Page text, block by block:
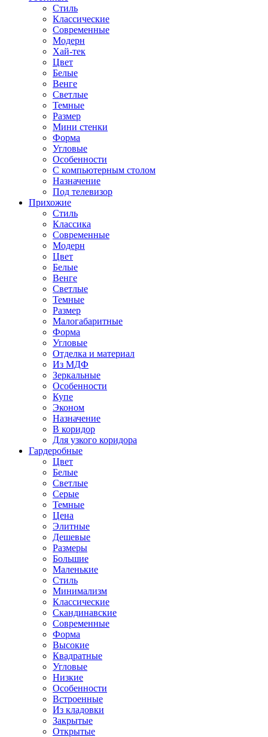
Стиль
Классические
Современные
Модерн
Хай-тек
Цвет
Белые
Венге
Светлые
Темные
Размер
Мини стенки
Форма
Угловые
Особенности
С компьютерным столом
Назначение
Под телевизор
Прихожие
Стиль
Классика
Современные
Модерн
Цвет
Белые
Венге
Светлые
Темные
Размер
Малогабаритные
Форма
Угловые
Отделка и материал
Из МДФ
Зеркальные
Особенности
Купе
Эконом
Назначение
В коридор
Для узкого коридора
Гардеробные
Цвет
Белые
Светлые
Серые
Темные
Цена
Элитные
Дешевые
Размеры
Большие
Маленькие
Стиль
Минимализм
Классические
Скандинавские
Современные
Форма
Высокие
Квадратные
Угловые
Низкие
Особенности
Встроенные
Из кладовки
Закрытые
Открытые